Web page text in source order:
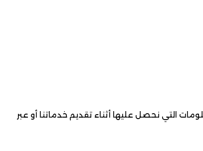
التي نحصل عليها أثناء تقديم خدماتنا أو عبر